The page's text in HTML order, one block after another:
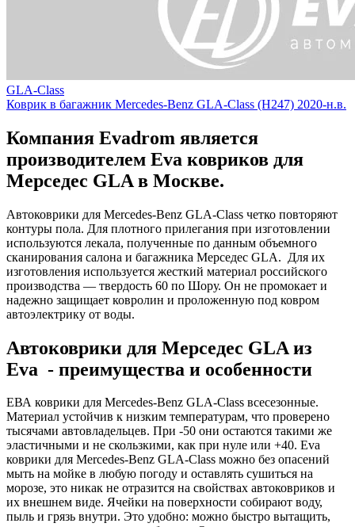
GLA-Class
Коврик в багажник Mercedes-Benz GLA-Class (H247) 2020-н.в.
Компания Evadrom является
производителем Eva ковриков для
Мерседес GLA в Москве.
Автоковрики для Mercedes-Benz GLA-Class четко повторяют
контуры пола. Для плотного прилегания при изготовлении
используются лекала, полученные по данным объемного
сканирования салона и багажника Мерседес GLA. Для их
изготовления используется жесткий материал российского
производства — твердость 60 по Шору. Он не промокает и
надежно защищает ковролин и проложенную под ковром
автоэлектрику от воды.
Автоковрики для Мерседес GLA из
Eva - преимущества и особенности
ЕВА коврики для Mercedes-Benz GLA-Class всесезонные.
Материал устойчив к низким температурам, что проверено
тысячами автовладельцев. При -50 они остаются такими же
эластичными и не скользкими, как при нуле или +40. Eva
коврики для Mercedes-Benz GLA-Class можно без опасений
мыть на мойке в любую погоду и оставлять сушиться на
морозе, это никак не отразится на свойствах автоковриков и
их внешнем виде. Ячейки на поверхности собирают воду,
пыль и грязь внутри. Это удобно: можно быстро вытащить,